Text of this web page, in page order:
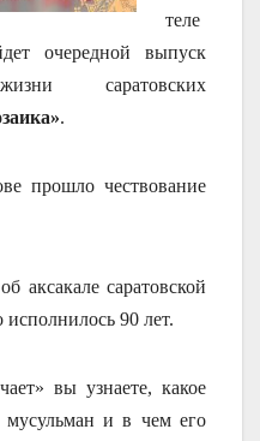
теле
очередной выпуск
саратовских
.
прошло чествование
аксакале саратовской
90 лет.
вы узнаете, какое
мусульман и в чем его